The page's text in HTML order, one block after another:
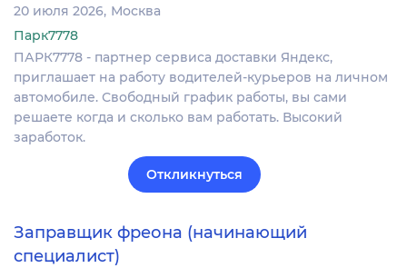
20 июля 2026 Москва
Парк7778
ПАРК7778 - партнер сервиса доставки Яндекс,
приглашает на работу водителей-курьеров на личном
автомобиле. Свободный график работы, вы сами
решаете когда и сколько вам работать. Высокий
заработок.
Откликнуться
Заправщик фреона (начинающий
специалист)